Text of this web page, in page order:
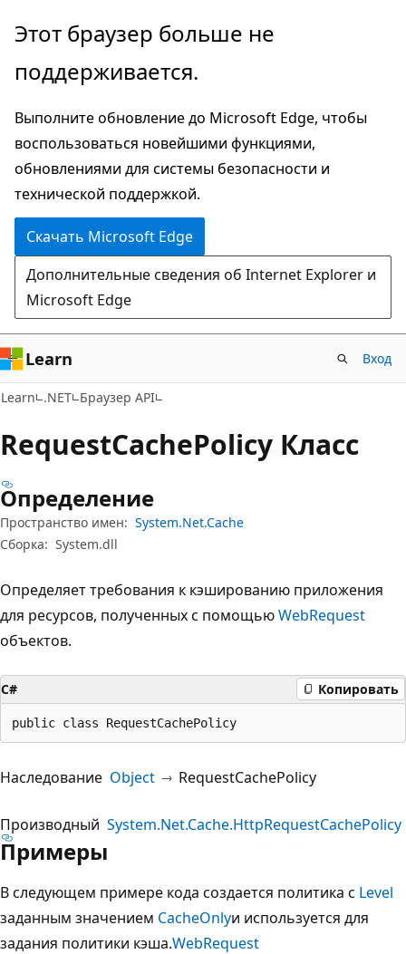
Пропустить
перейти
основному
содержимому
Переход
навигации
странице
Этот браузер больше не
поддерживается.
Выполните обновление до Microsoft Edge, чтобы
воспользоваться новейшими функциями,
обновлениями для системы безопасности и
технической поддержкой.
Скачать Microsoft Edge
Дополнительные сведения об Internet Explorer и
Microsoft Edge
Learn Вход
Learn .NET Браузер API
RequestCachePolicy Класс
Определение
Пространство имен: System.Net.Cache
Сборка: System.dll
Определяет требования к кэшированию приложения
для ресурсов, полученных с помощьюWebRequest
объектов.
C# Копировать
public class RequestCachePolicy
Наследование Object RequestCachePolicy
Производный System.Net.Cache.HttpRequestCachePolicy
Примеры
В следующем примере кода создается политика с Level
заданным значением CacheOnlyи используется для
задания политики кэша.WebRequest